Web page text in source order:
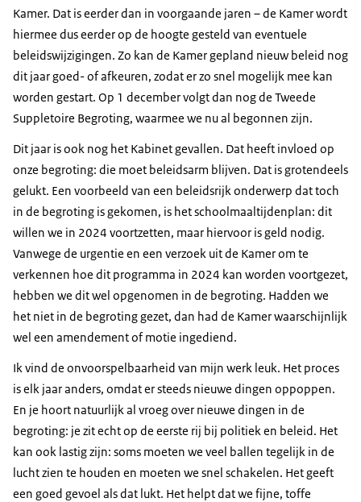
Kamer. Dat is eerder dan in voorgaande jaren – de Kamer wordt
hiermee dus eerder op de hoogte gesteld van eventuele
beleidswijzigingen. Zo kan de Kamer gepland nieuw beleid nog
dit jaar goed- of afkeuren, zodat er zo snel mogelijk mee kan
worden gestart. Op 1 december volgt dan nog de Tweede
Suppletoire Begroting, waarmee we nu al begonnen zijn.
Dit jaar is ook nog het Kabinet gevallen. Dat heeft invloed op
onze begroting: die moet beleidsarm blijven. Dat is grotendeels
gelukt. Een voorbeeld van een beleidsrijk onderwerp dat toch
in de begroting is gekomen, is het schoolmaaltijdenplan: dit
willen we in 2024 voortzetten, maar hiervoor is geld nodig.
Vanwege de urgentie en een verzoek uit de Kamer om te
verkennen hoe dit programma in 2024 kan worden voortgezet,
hebben we dit wel opgenomen in de begroting. Hadden we
het niet in de begroting gezet, dan had de Kamer waarschijnlijk
wel een amendement of motie ingediend.
Ik vind de onvoorspelbaarheid van mijn werk leuk. Het proces
is elk jaar anders, omdat er steeds nieuwe dingen oppoppen.
En je hoort natuurlijk al vroeg over nieuwe dingen in de
begroting: je zit echt op de eerste rij bij politiek en beleid. Het
kan ook lastig zijn: soms moeten we veel ballen tegelijk in de
lucht zien te houden en moeten we snel schakelen. Het geeft
een goed gevoel als dat lukt. Het helpt dat we fijne, toffe